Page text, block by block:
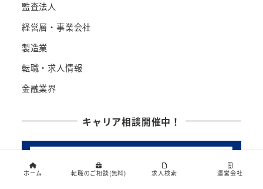
監査法人
経営層・事業会社
製造業
転職・求人情報
金融業界
キャリア相談開催中！
ホーム 転職のご相談(無料) 求人検索 運営会社